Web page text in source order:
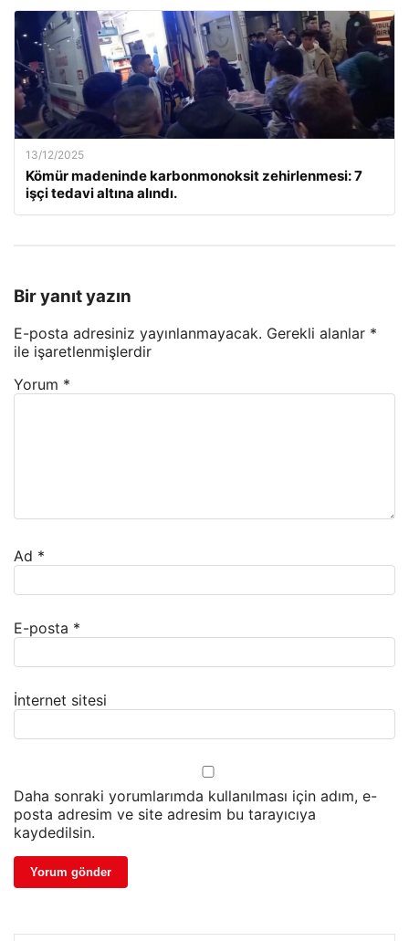
13/12/2025
Kömür madeninde karbonmonoksit zehirlenmesi: 7
işçi tedavi altına alındı.
Bir yanıt yazın
E-posta adresiniz yayınlanmayacak. Gerekli alanlar *
ile işaretlenmişlerdir
Yorum *
Ad *
E-posta *
İnternet sitesi
Daha sonraki yorumlarımda kullanılması için adım, e-
posta adresim ve site adresim bu tarayıcıya
kaydedilsin.